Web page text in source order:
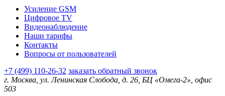
Усиление GSM
Цифровое TV
Видеонаблюдение
Наши тарифы
Контакты
Вопросы от пользователей
+7 (499) 110-26-32 заказать обратный звонок
г. Москва, ул. Ленинская Слобода, д. 26, БЦ «Омега-2», офис
503